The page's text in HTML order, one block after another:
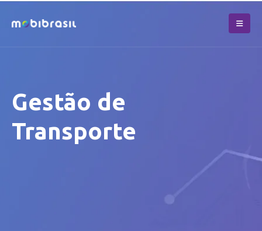
Gestão de
Transporte